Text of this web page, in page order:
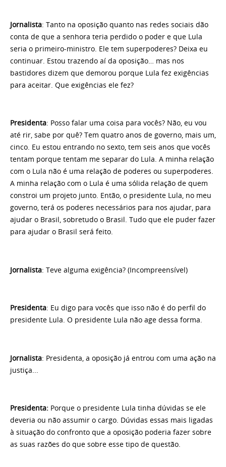
Jornalista: Tanto na oposição quanto nas redes sociais dão
conta de que a senhora teria perdido o poder e que Lula
seria o primeiro-ministro. Ele tem superpoderes? Deixa eu
continuar. Estou trazendo aí da oposição… mas nos
bastidores dizem que demorou porque Lula fez exigências
para aceitar. Que exigências ele fez?
Presidenta: Posso falar uma coisa para vocês? Não, eu vou
até rir, sabe por quê? Tem quatro anos de governo, mais um,
cinco. Eu estou entrando no sexto, tem seis anos que vocês
tentam porque tentam me separar do Lula. A minha relação
com o Lula não é uma relação de poderes ou superpoderes.
A minha relação com o Lula é uma sólida relação de quem
constroi um projeto junto. Então, o presidente Lula, no meu
governo, terá os poderes necessários para nos ajudar, para
ajudar o Brasil, sobretudo o Brasil. Tudo que ele puder fazer
para ajudar o Brasil será feito.
Jornalista: Teve alguma exigência? (Incompreensível)
Presidenta: Eu digo para vocês que isso não é do perfil do
presidente Lula. O presidente Lula não age dessa forma.
Jornalista: Presidenta, a oposição já entrou com uma ação na
justiça...
Presidenta: Porque o presidente Lula tinha dúvidas se ele
deveria ou não assumir o cargo. Dúvidas essas mais ligadas
à situação do confronto que a oposição poderia fazer sobre
as suas razões do que sobre esse tipo de questão.